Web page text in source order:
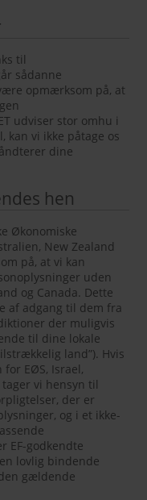
til
sådanne
opmærksom på, at
udviser stor omhu i
kan vi ikke påtage os
dine
hen
Økonomiske
New Zealand
på, at vi kan
uden
og Canada. Dette
af adgang til dem fra
der muligvis
til dine lokale
land”). Hvis
EØS, Israel,
vi hensyn til
der er
og i et ikke-
EF-godkendte
lovlig bindende
gældende